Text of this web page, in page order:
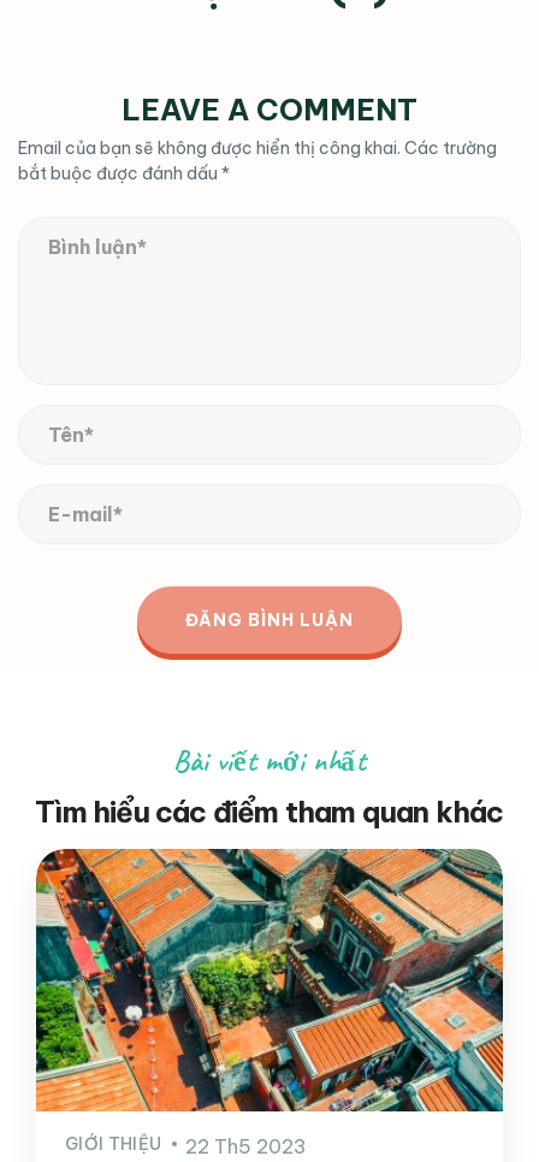
LEAVE A COMMENT
Email của bạn sẽ không được hiển thị công khai. Các trường
bắt buộc được đánh dấu *
Bài viết mới nhất
Tìm hiểu các điểm tham quan khác
GIỚI THIỆU 22 Th5 2023